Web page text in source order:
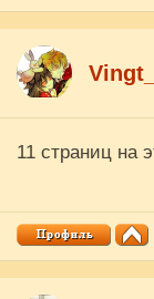
11 страниц на